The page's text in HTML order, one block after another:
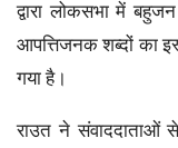
द्वारा लोकसभा में
आपत्तिजनक शब्दों का
गया है।
राउत ने संवाददाताओं